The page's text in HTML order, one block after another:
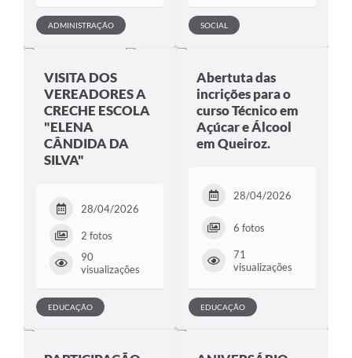
ADMINISTRAÇÃO SOCIAL
VISITA DOS
VEREADORES A
CRECHE ESCOLA
"ELENA
CÂNDIDA DA
SILVA"
28/04/2026
2 fotos
90
visualizações
EDUCAÇÃO
Abertuta das
incrições para o
curso Técnico em
Açúcar e Álcool
em Queiroz.
28/04/2026
6 fotos
71
visualizações
EDUCAÇÃO